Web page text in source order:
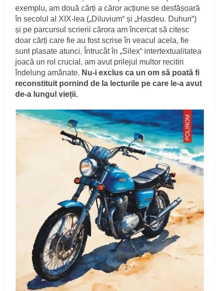
exemplu, am două cărți a căror acțiune se desfășoară
în secolul al XIX-lea („Diluvium“ și „Hasdeu. Duhuri“)
și pe parcursul scrierii cărora am încercat să citesc
doar cărți care fie au fost scrise în veacul acela, fie
sunt plasate atunci. Întrucât în „Silex“ intertextualitatea
joacă un rol crucial, am avut prilejul multor recitiri
îndelung amânate. Nu-i exclus ca un om să poată fi
reconstituit pornind de la lecturile pe care le-a avut
de-a lungul vieții.